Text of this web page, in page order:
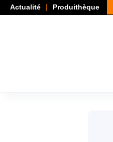
Actualité Produithèque